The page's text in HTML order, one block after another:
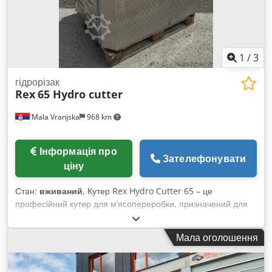
1 /3
Mala Vranjska 968 km
гідрорізак
Rex65 Hydro cutter
ціну
Зателефонувати
Стан: вживаний, Кутер Rex Hydro Cutter 65 – це
професійний кутер для м’ясопереробки, призначений для
виробництва емульсій, ковбас, паштетів та інших харчових
продуктів. Оснащений чашею об’ємом 65 літрів і
шестиножовою ріжучою системою, забезпечує швидке,
точне та однорідне подрібнення й перемішування. Машина
виготовлена з високоякісної нержавіючої сталі, що гарантує
Мала оголошення